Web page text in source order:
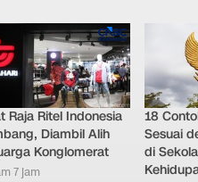
Raja Ritel Indonesia
Diambil Alih
Konglomerat
7 jam
18
Sesuai
di